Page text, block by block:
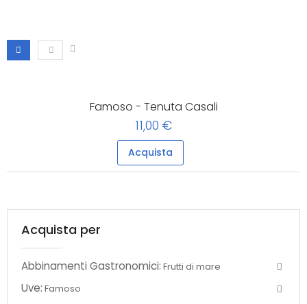
Famoso - Tenuta Casali
11,00 €
Acquista
Acquista per
Abbinamenti Gastronomici: Frutti di mare
Uve: Famoso